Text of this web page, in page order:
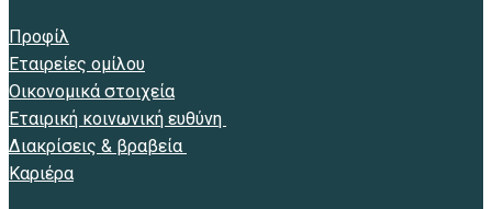
Προφίλ
Εταιρείες ομίλου
Οικονομικά στοιχεία
Εταιρική κοινωνική ευθύνη
Διακρίσεις & βραβεία
Καριέρα